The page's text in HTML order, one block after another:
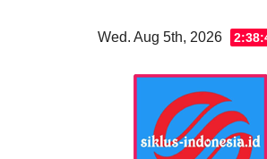
Wed. Aug 5th, 2026